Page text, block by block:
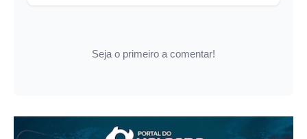
Seja o primeiro a comentar!